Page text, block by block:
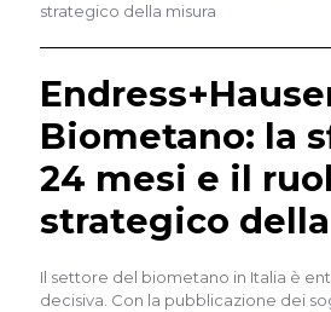
strategico della misura
Biometano: la
24 mesi e il
strategico
Il settore del biometano in Italia è
decisiva. Con la pubblicazione dei